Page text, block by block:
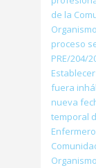
de la
proceso
PRE/204/
fuera
nueva
temporal